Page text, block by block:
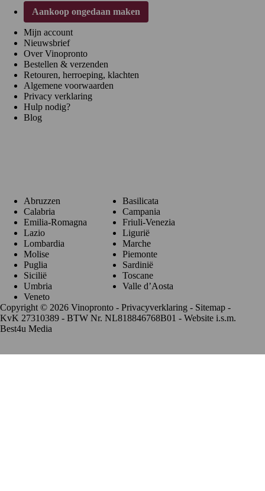
Aankoop ongedaan maken
Mijn account
Nieuwsbrief
Over Vinopronto
Bestellen & verzenden
Retouren, herroeping, klachten
Algemene voorwaarden
Privacy verklaring
Hulp nodig?
Blog
Abruzzen
Basilicata
Calabria
Campania
Emilia-Romagna
Friuli-Venezia
Lazio
Ligurië
Lombardia
Marche
Molise
Piemonte
Puglia
Sardinië
Sicilië
Toscane
Umbria
Valle d’Aosta
Veneto
Copyright © 2026 Vinopronto - Privacyverklaring - Sitemap -
KvK 27310389 - BTW Nr. NL818846768B01 - Website i.s.m.
Best4u Media